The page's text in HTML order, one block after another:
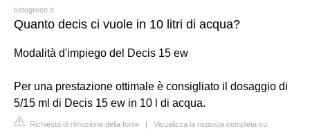
tuttogreen.it
Quanto decis ci vuole in 10 litri di acqua?
Modalità d'impiego del Decis 15 ew
Per una prestazione ottimale è consigliato il dosaggio di
5/15 ml di Decis 15 ew in 10 l di acqua.
Richiesta di rimozione della fonte | Visualizza la risposta completa su